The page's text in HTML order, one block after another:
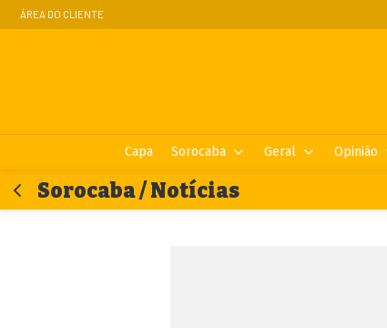
ÁREA DO CLIENTE
Capa Sorocaba Geral Opinião
Sorocaba / Notícias